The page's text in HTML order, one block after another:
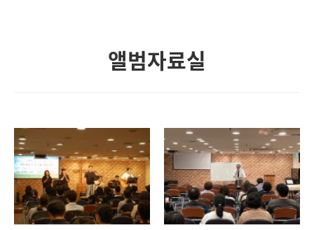
앨범자료실